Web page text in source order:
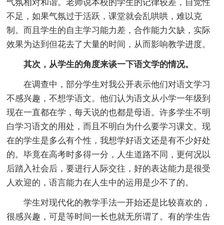
气氛相对和谐。老师说本校的学生的记律较差，自觉性
不足，如果气氛过于活跃，课堂就会乱哄哄，难以克
制。而且学生的自主学习能力差，合作能力欠缺，实际
效果为达到但花去了大量的时间，从而影响教学进度。
其次，从学生的角度来谈一下语文学的情况。
在调查中，部分学生对我公开表示他们对语文学习
不感兴趣，不想学语文。他们认为语文从小学一年级到
现在一直都在学，每天说的也都是母语。许多学生不明
白学习语文的用处，而且不明白为什么要学习课文。现
在的学生是多么有个性，我想学好语文还是有不少好处
的。毕竟在高考时多得一分，人生道路不同，更何况以
后踏入社会后，要进行人际交往，好的表达能力是很受
人欢迎的，语言能力在人生中的运用是少不了的。
学生对现代化的教学手法一开始还是比较喜欢的，
很感兴趣，可是等时间一长也就无所谓了。有的学生告